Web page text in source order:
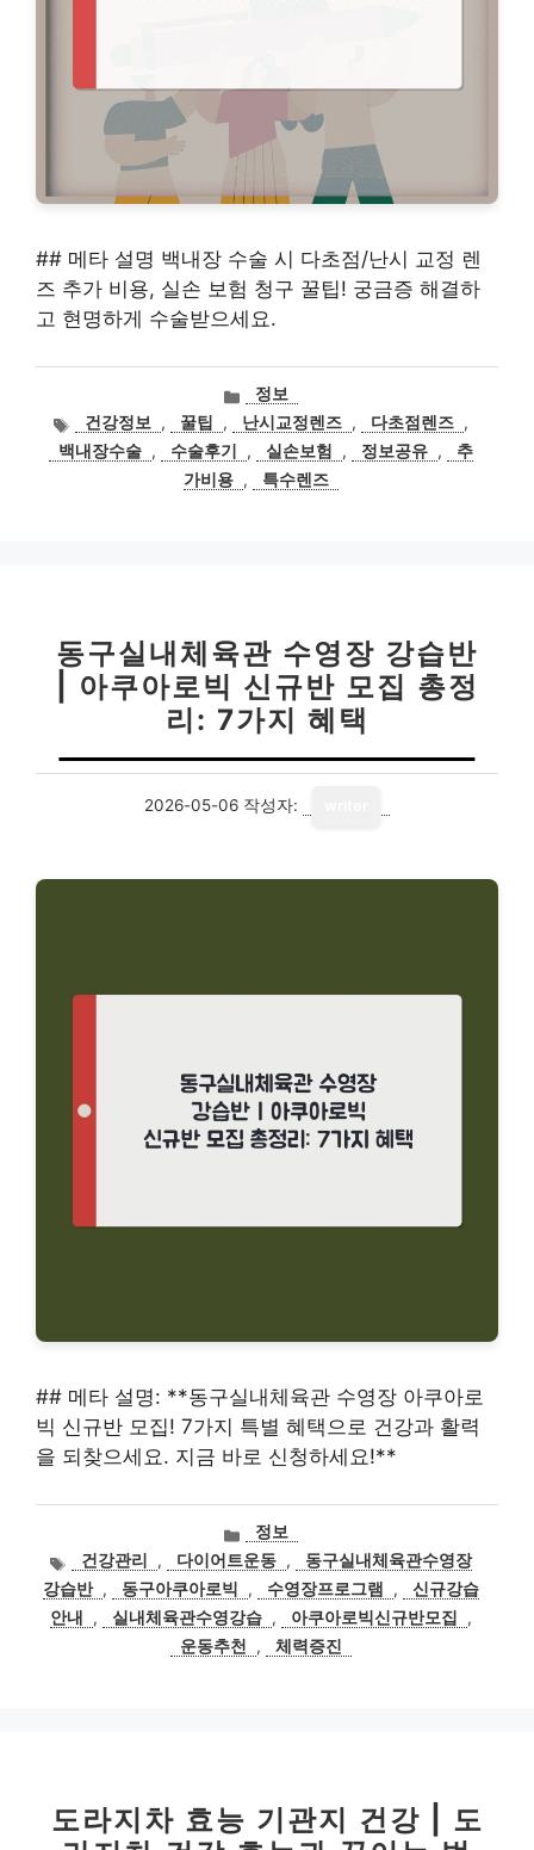
## 메타 설명 백내장 수술 시 다초점/난시 교정 렌
즈 추가 비용, 실손 보험 청구 꿀팁! 궁금증 해결하
고 현명하게 수술받으세요.
카
테
고
리
정보
태
그
건강정보 , 꿀팁 , 난시교정렌즈 , 다초점렌즈 ,
백내장수술 , 수술후기 , 실손보험 , 정보공유 ,
추
가비용 , 특수렌즈
동구실내체육관 수영장 강습반
| 아쿠아로빅 신규반 모집 총정
리: 7가지 혜택
2026-05-06 작성자:
## 메타 설명: **동구실내체육관 수영장 아쿠아로
빅 신규반 모집! 7가지 특별 혜택으로 건강과 활력
을 되찾으세요. 지금 바로 신청하세요!**
카
테
고
리
정보
태
그
건강관리 , 다이어트운동 ,
동구실내체육관수영장
강습반 , 동구아쿠아로빅 , 수영장프로그램 ,
신규강습
안내
, 실내체육관수영강습 , 아쿠아로빅신규반모집
,
운동추천
, 체력증진
도라지차 효능 기관지 건강 | 도